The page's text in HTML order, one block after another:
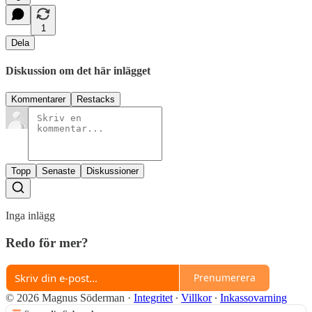
1
Dela
Diskussion om det här inlägget
Kommentarer Restacks
Topp Senaste Diskussioner
Inga inlägg
Redo för mer?
Prenumerera
© 2026 Magnus Söderman · Integritet ∙ Villkor∙ Inkassovarning